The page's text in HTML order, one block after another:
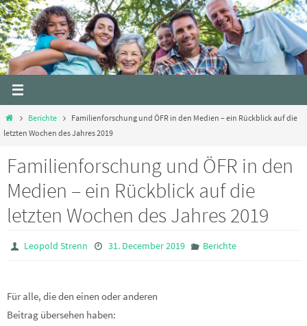
Skip
to
content
HomeBerichte
Familienforschung und ÖFR in den Medien – ein Rückblick auf die
letzten Wochen des Jahres 2019
Familienforschung und ÖFR in den
Medien – ein Rückblick auf die
letzten Wochen des Jahres 2019
Leopold Strenn 31. December 2019 Berichte
Für alle, die den einen oder anderen
Beitrag übersehen haben: